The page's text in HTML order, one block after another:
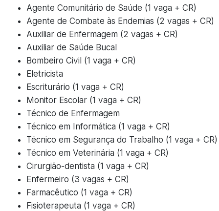
Agente Comunitário de Saúde (1 vaga + CR)
Agente de Combate às Endemias (2 vagas + CR)
Auxiliar de Enfermagem (2 vagas + CR)
Auxiliar de Saúde Bucal
Bombeiro Civil (1 vaga + CR)
Eletricista
Escriturário (1 vaga + CR)
Monitor Escolar (1 vaga + CR)
Técnico de Enfermagem
Técnico em Informática (1 vaga + CR)
Técnico em Segurança do Trabalho (1 vaga + CR)
Técnico em Veterinária (1 vaga + CR)
Cirurgião-dentista (1 vaga + CR)
Enfermeiro (3 vagas + CR)
Farmacêutico (1 vaga + CR)
Fisioterapeuta (1 vaga + CR)